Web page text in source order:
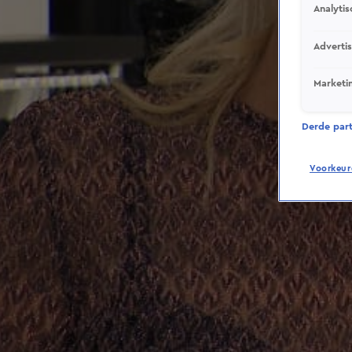
Derde